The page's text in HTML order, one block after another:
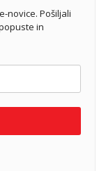
novice. Pošiljali
in